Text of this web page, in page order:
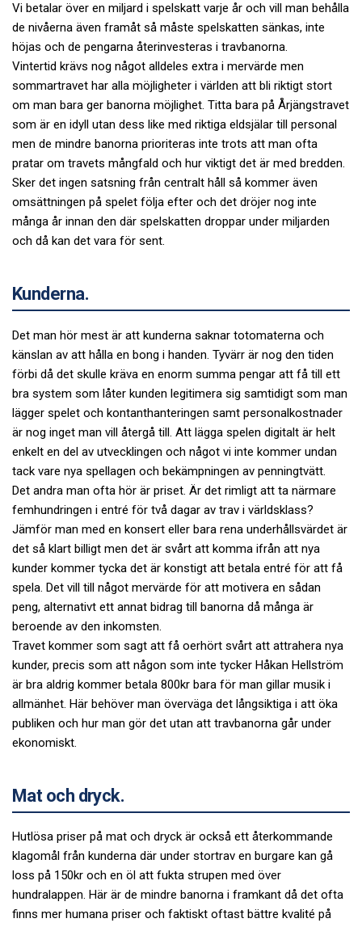
Vi betalar över en miljard i spelskatt varje år och vill man behålla
de nivåerna även framåt så måste spelskatten sänkas, inte
höjas och de pengarna återinvesteras i travbanorna.
Vintertid krävs nog något alldeles extra i mervärde men
sommartravet har alla möjligheter i världen att bli riktigt stort
om man bara ger banorna möjlighet. Titta bara på Årjängstravet
som är en idyll utan dess like med riktiga eldsjälar till personal
men de mindre banorna prioriteras inte trots att man ofta
pratar om travets mångfald och hur viktigt det är med bredden.
Sker det ingen satsning från centralt håll så kommer även
omsättningen på spelet följa efter och det dröjer nog inte
många år innan den där spelskatten droppar under miljarden
och då kan det vara för sent.
Kunderna.
Det man hör mest är att kunderna saknar totomaterna och
känslan av att hålla en bong i handen. Tyvärr är nog den tiden
förbi då det skulle kräva en enorm summa pengar att få till ett
bra system som låter kunden legitimera sig samtidigt som man
lägger spelet och kontanthanteringen samt personalkostnader
är nog inget man vill återgå till. Att lägga spelen digitalt är helt
enkelt en del av utvecklingen och något vi inte kommer undan
tack vare nya spellagen och bekämpningen av penningtvätt.
Det andra man ofta hör är priset. Är det rimligt att ta närmare
femhundringen i entré för två dagar av trav i världsklass?
Jämför man med en konsert eller bara rena underhållsvärdet är
det så klart billigt men det är svårt att komma ifrån att nya
kunder kommer tycka det är konstigt att betala entré för att få
spela. Det vill till något mervärde för att motivera en sådan
peng, alternativt ett annat bidrag till banorna då många är
beroende av den inkomsten.
Travet kommer som sagt att få oerhört svårt att attrahera nya
kunder, precis som att någon som inte tycker Håkan Hellström
är bra aldrig kommer betala 800kr bara för man gillar musik i
allmänhet. Här behöver man överväga det långsiktiga i att öka
publiken och hur man gör det utan att travbanorna går under
ekonomiskt.
Mat och dryck.
Hutlösa priser på mat och dryck är också ett återkommande
klagomål från kunderna där under stortrav en burgare kan gå
loss på 150kr och en öl att fukta strupen med över
hundralappen. Här är de mindre banorna i framkant då det ofta
finns mer humana priser och faktiskt oftast bättre kvalité på